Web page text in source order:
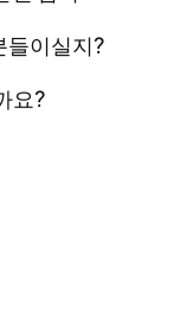
들이실지?
요?